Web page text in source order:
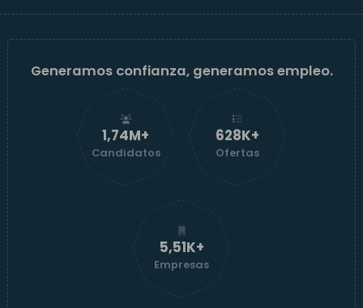
Generamos confianza, generamos empleo.
1,74M+
Candidatos
629K+
Ofertas
5,51K+
Empresas